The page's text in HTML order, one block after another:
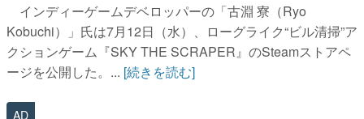
インディーゲームデベロッパーの「古淵 寮（Ryo
Kobuchi）」氏は7月12日（水）、ローグライク“ビル清掃”ア
クションゲーム『SKY THE SCRAPER』のSteamストアペ
ージを公開した。... [続きを読む]
AD